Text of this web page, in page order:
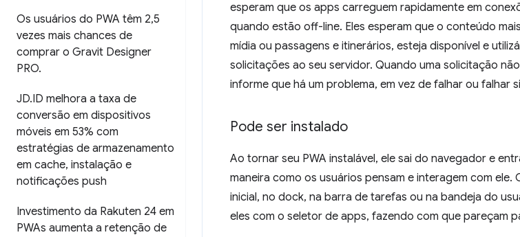
Os usuários do PWA têm 2,5
vezes mais chances de
comprar o Gravit Designer
PRO.
JD.ID melhora a taxa de
conversão em dispositivos
móveis em 53% com
estratégias de armazenamento
em cache, instalação e
notificações push
Investimento da Rakuten 24 em
PWAs aumenta a retenção de
esperam que os apps carreguem rapidamente em
quando estão off-line. Eles esperam que o conteúdo
mídia ou passagens e itinerários, esteja disponível e
solicitações ao seu servidor. Quando uma solicitação
informe que há um problema, em vez de falhar ou falhar
Pode ser instalado
Ao tornar seu PWA instalável, ele sai do navegador e
maneira como os usuários pensam e interagem com ele.
inicial, no dock, na barra de tarefas ou na bandeja do
eles com o seletor de apps, fazendo com que pareçam